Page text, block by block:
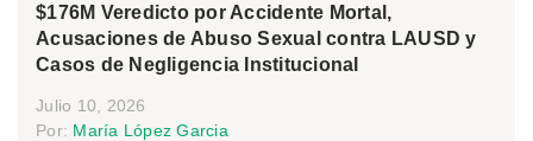
$176M Veredicto por Accidente Mortal,
Acusaciones de Abuso Sexual contra LAUSD y
Casos de Negligencia Institucional
Julio 10, 2026
Por: María López Garcia